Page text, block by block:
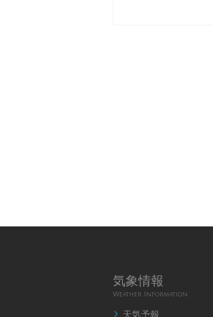
気象情報
Weather Information
 天気予報